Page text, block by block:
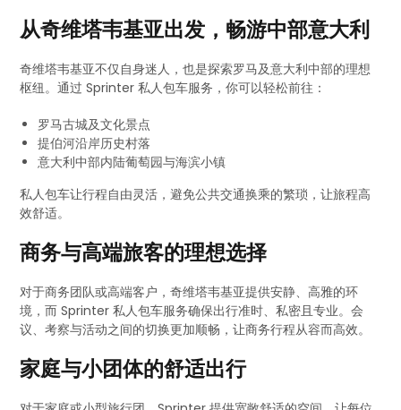
从奇维塔韦基亚出发，畅游中部意大利
奇维塔韦基亚不仅自身迷人，也是探索罗马及意大利中部的理想
枢纽。通过 Sprinter 私人包车服务，你可以轻松前往：
罗马古城及文化景点
提伯河沿岸历史村落
意大利中部内陆葡萄园与海滨小镇
私人包车让行程自由灵活，避免公共交通换乘的繁琐，让旅程高
效舒适。
商务与高端旅客的理想选择
对于商务团队或高端客户，奇维塔韦基亚提供安静、高雅的环
境，而 Sprinter 私人包车服务确保出行准时、私密且专业。会
议、考察与活动之间的切换更加顺畅，让商务行程从容而高效。
家庭与小团体的舒适出行